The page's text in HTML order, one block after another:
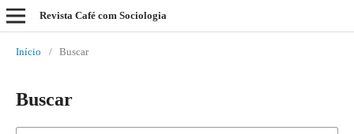
Revista Café com Sociologia
Início / Buscar
Buscar